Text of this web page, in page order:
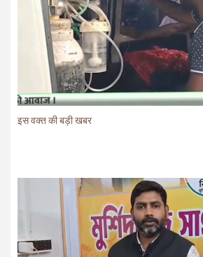
इस वक्त की बड़ी खबर